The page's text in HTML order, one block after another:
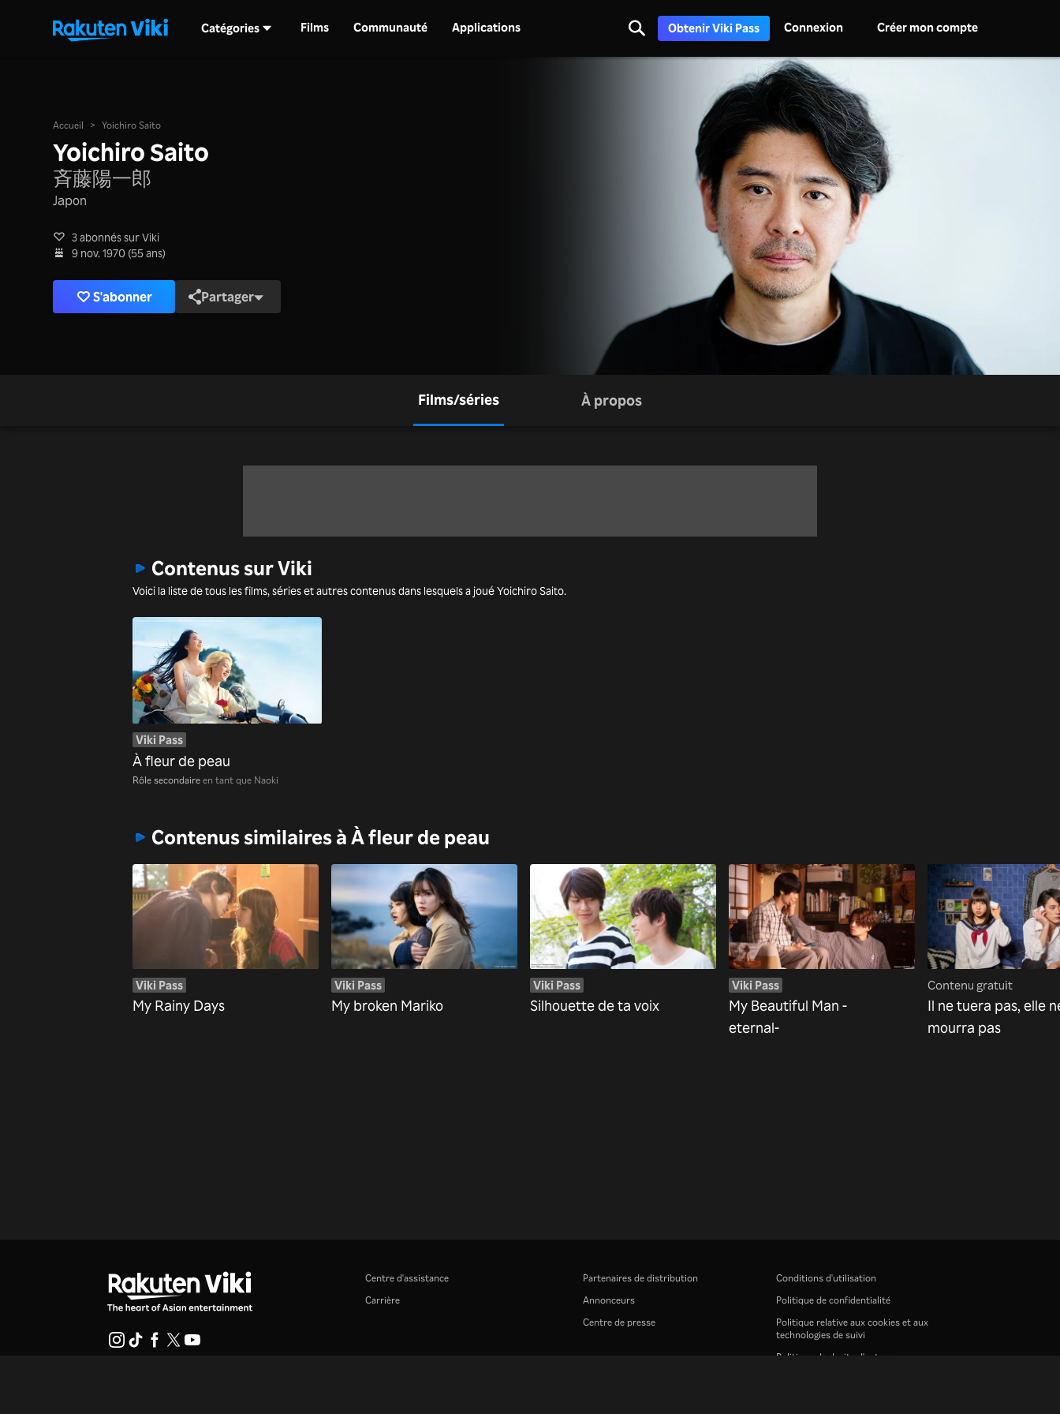
Catégories Films Communauté Applications Obtenir Viki Pass Connexion Créer mon compte
Accueil > Yoichiro Saito
Yoichiro Saito
斉藤陽一郎
Japon
3 abonnés sur Viki
9 nov. 1970 (55 ans)
S'abonner Partager
Films/séries À propos
Contenus sur Viki
Voici la liste de tous les films, séries et autres contenus dans lesquels a joué Yoichiro Saito.
Viki Pass
À fleur de peau
Rôle secondaireen tant que Naoki
Contenus similaires à À fleur de peau
Viki Pass
My Rainy Days
Viki Pass
My broken Mariko
Viki Pass
Silhouette de ta voix
Viki Pass
My Beautiful Man -
eternal-
Contenu gratuit
Il ne tuera pas, elle
mourra pas
Centre d'assistance
Carrière
Partenaires de distribution
Annonceurs
Centre de presse
Conditions d'utilisation
Politique de confidentialité
Politique relative aux cookies et aux
technologies de suivi
Politique de droits d'auteur